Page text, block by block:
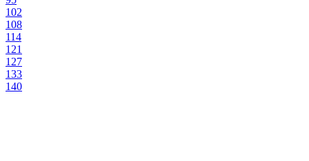
102
108
114
121
127
133
140